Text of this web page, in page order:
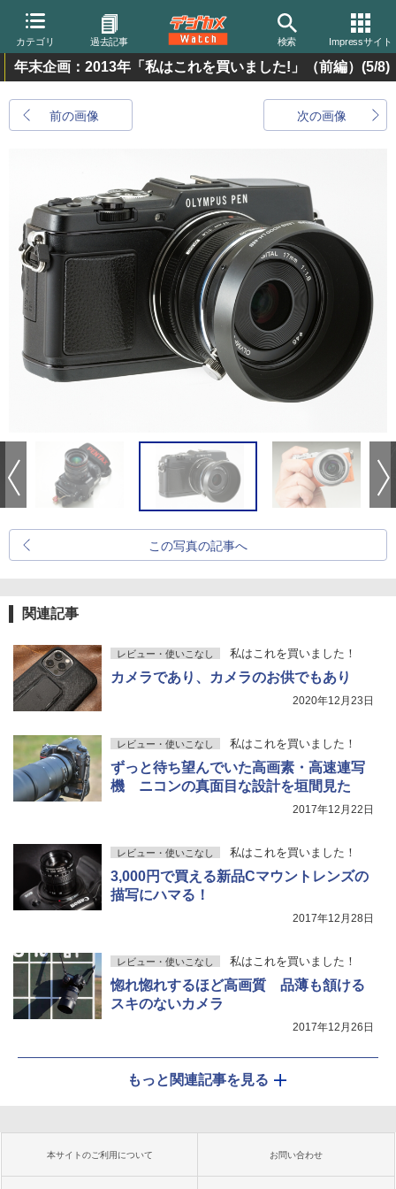
カテゴリ 過去記事 検索 Impressサイト
年末企画：2013年「私はこれを買いました!」（前編） (5/8)
前の画像 次の画像
この写真の記事へ
関連記事
レビュー・使いこなし 私はこれを買いました！
カメラであり、カメラのお供でもあり
2020年12月23日
レビュー・使いこなし 私はこれを買いました！
ずっと待ち望んでいた高画素・高速連写
機 ニコンの真面目な設計を垣間見た
2017年12月22日
レビュー・使いこなし 私はこれを買いました！
3,000円で買える新品Cマウントレンズの
描写にハマる！
2017年12月28日
レビュー・使いこなし 私はこれを買いました！
惚れ惚れするほど高画質 品薄も頷ける
スキのないカメラ
2017年12月26日
もっと関連記事を見る
本サイトのご利用について お問い合わせ